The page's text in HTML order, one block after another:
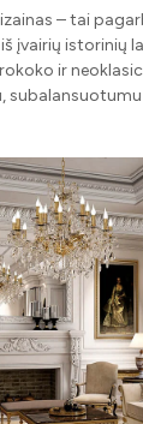
– tai
įvairių istorinių
ir